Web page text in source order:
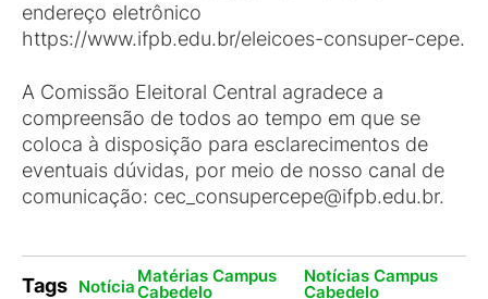
endereço eletrônico
https://www.ifpb.edu.br/eleicoes-consuper-cepe.
A Comissão Eleitoral Central agradece a
compreensão de todos ao tempo em que se
coloca à disposição para esclarecimentos de
eventuais dúvidas, por meio de nosso canal de
comunicação: cec_consupercepe@ifpb.edu.br.
Tags Notícia
Matérias Campus
Cabedelo
Notícias Campus
Cabedelo